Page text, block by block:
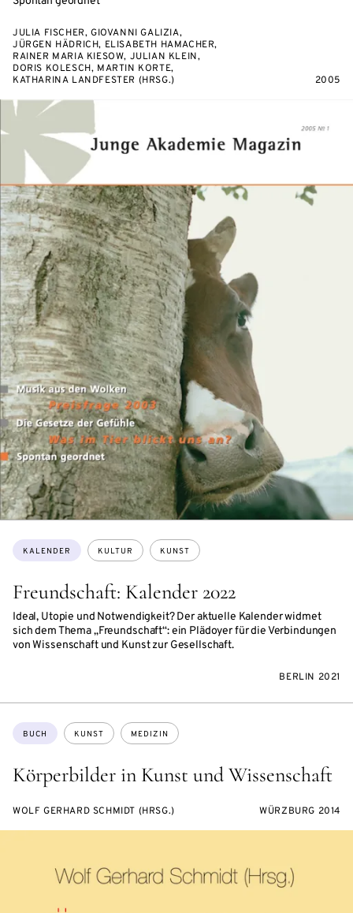
JULIA FISCHER, GIOVANNI GALIZIA,
JÜRGEN HÄDRICH, ELISABETH HAMACHER,
RAINER MARIA KIESOW, JULIAN KLEIN,
DORIS KOLESCH, MARTIN KORTE,
KATHARINA LANDFESTER (HRSG.)
2005
Freundschaft: Kalender 2022
Ideal, Utopie und Notwendigkeit? Der aktuelle Kalender widmet
sich dem Thema „Freundschaft“: ein Plädoyer für die Verbindungen
von Wissenschaft und Kunst zur Gesellschaft.
Themen:
KALENDER KULTUR KUNST
BERLIN 2021
Körperbilder in Kunst und Wissenschaft
Themen:
BUCH KUNST MEDIZIN
WOLF GERHARD SCHMIDT (HRSG.) WÜRZBURG 2014